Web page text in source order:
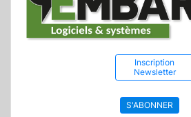
Inscription
Newsletter
S'ABONNER